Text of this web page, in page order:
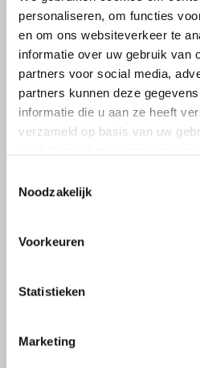
personaliseren, om functies
en om ons websiteverkeer te
informatie over uw gebruik van
partners voor social media,
partners kunnen deze
informatie die u aan ze heeft
verzameld op basis van uw
Noodzakelijk
Voorkeuren
Statistieken
Marketing
bezoekt
LTO Nederland ontving gisteren